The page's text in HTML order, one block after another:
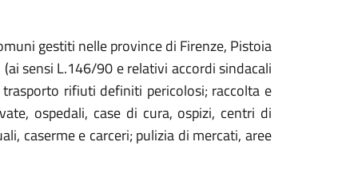
gestiti nelle province di Firenze, Pistoia
sensi L.146/90 e relativi accordi sindacali
rifiuti definiti pericolosi; raccolta e
ospedali, case di cura, ospizi, centri di
caserme e carceri; pulizia di mercati, aree